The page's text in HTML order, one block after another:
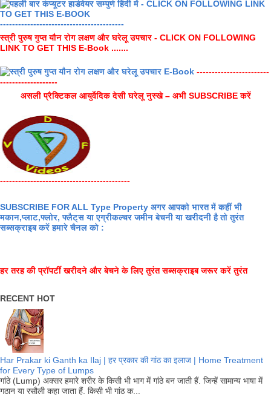
-----------------------------------------
स्त्री पुरुष गुप्त यौन रोग लक्षण और घरेलू उपचार - CLICK ON FOLLOWING
LINK TO GET THIS E-Book .......
------------------------
-------------------
असली प्रैक्टिकल आयुर्वेदिक देसी घरेलू नुस्खे – अभी SUBSCRIBE करें
-------------------------------------------
SUBSCRIBE FOR ALL Type Property अगर आपको भारत में कहीं भी
मकान,प्लाट,फ्लोर, फ्लैट्स या एग्रीकल्चर जमीन बेचनी या खरीदनी है तो तुरंत
सब्सक्राइब करें हमारे चैनल को :
हर तरह की प्रॉपर्टी खरीदने और बेचने के लिए तुरंत सब्सक्राइब जरूर करें तुरंत
RECENT HOT
Har Prakar ki Ganth ka Ilaj | हर प्रकार की गांठ का इलाज | Home Treatment
for Every Type of Lumps
गांठे (Lump) अक्सर हमारे शरीर के किसी भी भाग में गांठे बन जाती हैं. जिन्हें सामान्य भाषा में
गठान या रसौली कहा जाता हैं. किसी भी गांठ क...